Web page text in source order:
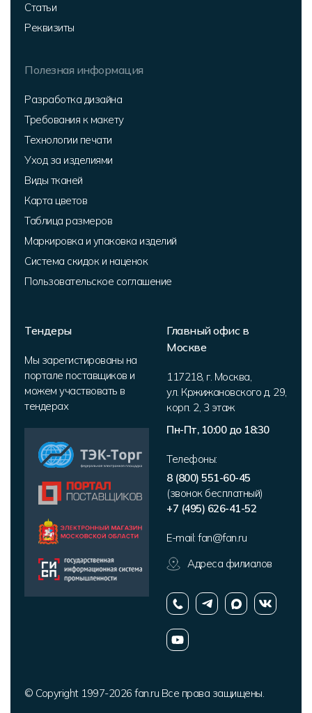
Статьи
Реквизиты
Полезная информация
Разработка дизайна
Требования к макету
Технологии печати
Уход за изделиями
Виды тканей
Карта цветов
Таблица размеров
Маркировка и упаковка изделий
Система скидок и наценок
Пользовательское соглашение
Тендеры
Мы зарегистированы на
портале поставщиков и
можем участвовать в
тендерах
Главный офис в
Москве
117218, г. Москва,
ул. Кржижановского д. 29,
корп. 2, 3 этаж
Пн-Пт, 10:00 до 18:30
Телефоны:
8 (800) 551-60-45
(звонок бесплатный)
+7 (495) 626-41-52
E-mail: fan@fan.ru
Адреса филиалов
© Copyright 1997-2026 fan.ru Все права защищены.